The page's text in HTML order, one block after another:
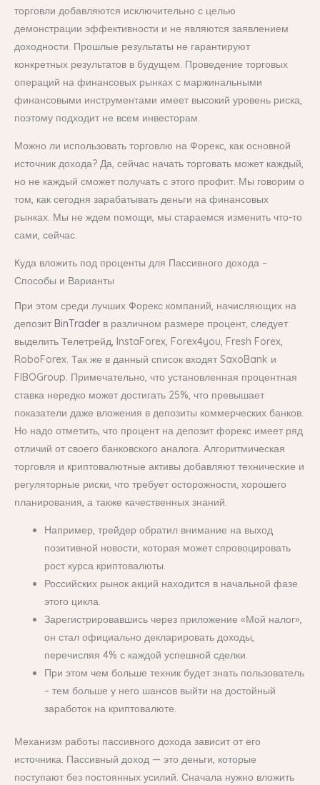
торговли добавляются исключительно с целью
демонстрации эффективности и не являются заявлением
доходности. Прошлые результаты не гарантируют
конкретных результатов в будущем. Проведение торговых
операций на финансовых рынках с маржинальными
финансовыми инструментами имеет высокий уровень риска,
поэтому подходит не всем инвесторам.
Можно ли использовать торговлю на Форекс, как основной
источник дохода? Да, сейчас начать торговать может каждый,
но не каждый сможет получать с этого профит. Мы говорим о
том, как сегодня зарабатывать деньги на финансовых
рынках. Мы не ждем помощи, мы стараемся изменить что-то
сами, сейчас.
Куда вложить под проценты для Пассивного дохода –
Способы и Варианты
При этом среди лучших Форекс компаний, начисляющих на
депозит BinTrader в различном размере процент, следует
выделить Телетрейд, InstaForex, Forex4you, Fresh Forex,
RoboForex. Так же в данный список входят SaxoBank и
FIBOGroup. Примечательно, что установленная процентная
ставка нередко может достигать 25%, что превышает
показатели даже вложения в депозиты коммерческих банков.
Но надо отметить, что процент на депозит форекс имеет ряд
отличий от своего банковского аналога. Алгоритмическая
торговля и криптовалютные активы добавляют технические и
регуляторные риски, что требует осторожности, хорошего
планирования, а также качественных знаний.
Например, трейдер обратил внимание на выход
позитивной новости, которая может спровоцировать
рост курса криптовалюты.
Российских рынок акций находится в начальной фазе
этого цикла.
Зарегистрировавшись через приложение «Мой налог»,
он стал официально декларировать доходы,
перечисляя 4% с каждой успешной сделки.
При этом чем больше техник будет знать пользователь
– тем больше у него шансов выйти на достойный
заработок на криптовалюте.
Механизм работы пассивного дохода зависит от его
источника. Пассивный доход — это деньги, которые
поступают без постоянных усилий. Сначала нужно вложить